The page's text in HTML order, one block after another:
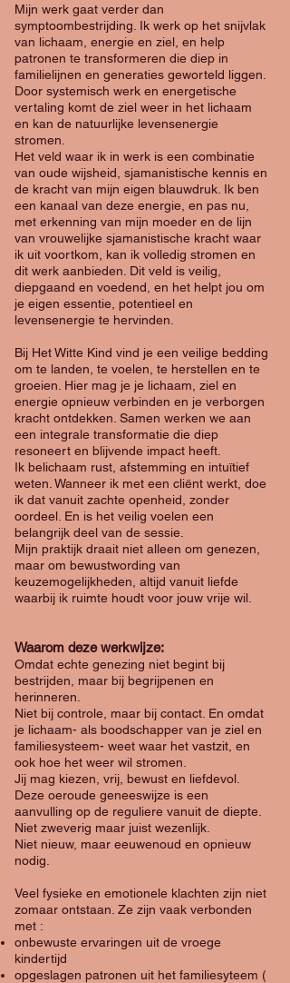
Mijn werk gaat verder dan
symptoombestrijding. Ik werk op het snijvlak
van lichaam, energie en ziel, en help
patronen te transformeren die diep in
familielijnen en generaties geworteld liggen.
Door systemisch werk en energetische
vertaling komt de ziel weer in het lichaam
en kan de natuurlijke levensenergie
stromen.
Het veld waar ik in werk is een combinatie
van oude wijsheid, sjamanistische kennis en
de kracht van mijn eigen blauwdruk. Ik ben
een kanaal van deze energie, en pas nu,
met erkenning van mijn moeder en de lijn
van vrouwelijke sjamanistische kracht waar
ik uit voortkom, kan ik volledig stromen en
dit werk aanbieden. Dit veld is veilig,
diepgaand en voedend, en het helpt jou om
je eigen essentie, potentieel en
levensenergie te hervinden.
Bij Het Witte Kind vind je een veilige bedding
om te landen, te voelen, te herstellen en te
groeien. Hier mag je je lichaam, ziel en
energie opnieuw verbinden en je verborgen
kracht ontdekken. Samen werken we aan
een integrale transformatie die diep
resoneert en blijvende impact heeft.
Ik belichaam rust, afstemming en intuïtief
weten. Wanneer ik met een cliënt werkt, doe
ik dat vanuit zachte openheid, zonder
oordeel. En is het veilig voelen een
belangrijk deel van de sessie.
Mijn praktijk draait niet alleen om genezen,
maar om bewustwording van
keuzemogelijkheden, altijd vanuit liefde
waarbij ik ruimte houdt voor jouw vrije wil.
Waarom deze werkwijze:
Omdat echte genezing niet begint bij
bestrijden, maar bij begrijpenen en
herinneren.
Niet bij controle, maar bij contact. En omdat
je lichaam- als boodschapper van je ziel en
familiesysteem- weet waar het vastzit, en
ook hoe het weer wil stromen.
Jij mag kiezen, vrij, bewust en liefdevol.
Deze oeroude geneeswijze is een
aanvulling op de reguliere vanuit de diepte.
Niet zweverig maar juist wezenlijk.
Niet nieuw, maar eeuwenoud en opnieuw
nodig.
​Veel fysieke en emotionele klachten zijn niet
zomaar ontstaan. Ze zijn vaak verbonden
met :
onbewuste ervaringen uit de vroege
kindertijd
opgeslagen patronen uit het familiesyteem (